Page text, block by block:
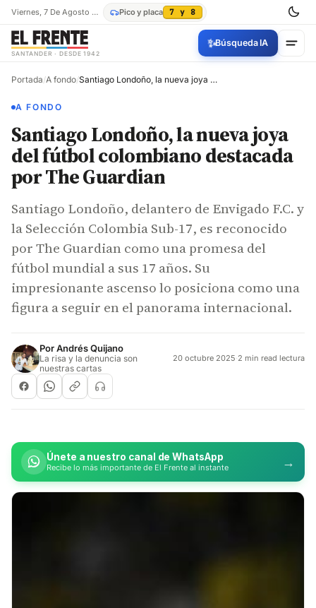
Viernes, 7 De Agosto De 2026 Pico y placa 7 y 8
SANTANDER · DESDE 1942
✨Búsqueda IA
Portada/A fondo/ Santiago Londoño, la nueva joya del fútbol colombiano destacada por The Guardian
A FONDO
Santiago Londoño, la nueva joya
del fútbol colombiano destacada
por The Guardian
Santiago Londoño, delantero de Envigado F.C. y
la Selección Colombia Sub-17, es reconocido
por The Guardian como una promesa del
fútbol mundial a sus 17 años. Su
impresionante ascenso lo posiciona como una
figura a seguir en el panorama internacional.
PorAndrés Quijano
La risa y la denuncia son
nuestras cartas
20 octubre 2025·2 min read lectura
Únete a nuestro canal de WhatsApp
Recibe lo más importante de El Frente al instante →